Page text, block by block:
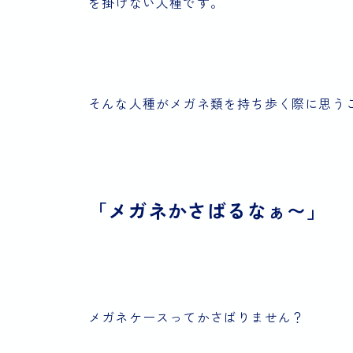
そんな人種がメガネ類を持ち歩く際に思う
「メガネかさばるなぁ〜」
メガネケースってかさばりません？